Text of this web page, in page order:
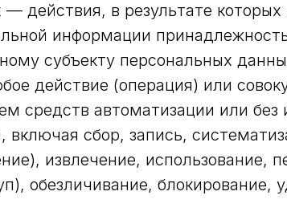
действия, в результате
информации
субъекту персональных
действие (операция) или
средств автоматизации или без
сбор, запись,
извлечение, использование,
обезличивание, блокирование,